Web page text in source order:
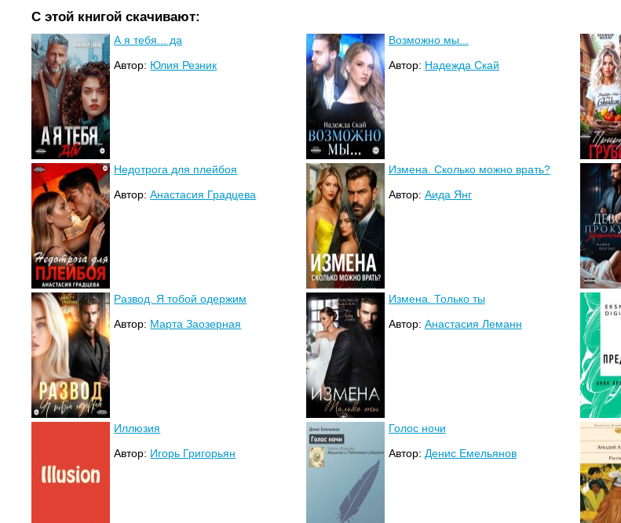
С этой книгой скачивают:
А я тебя... да
Автор: Юлия Резник
Возможно мы...
Автор: Надежда Скай
Недотрога для плейбоя
Автор:Анастасия Градцева
Измена. Сколько можно врать?
Автор: Аида Янг
Развод. Я тобой одержим
Автор: Марта Заозерная
Измена. Только ты
Автор: Анастасия Леманн
Иллюзия
Автор: Игорь Григорьян
Голос ночи
Автор: Денис Емельянов